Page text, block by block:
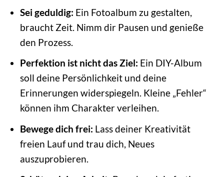
Sei geduldig: Ein Fotoalbum zu gestalten,
braucht Zeit. Nimm dir Pausen und genieße
den Prozess.
Perfektion ist nicht das Ziel: Ein DIY-Album
soll deine Persönlichkeit und deine
Erinnerungen widerspiegeln. Kleine „Fehler“
können ihm Charakter verleihen.
Bewege dich frei: Lass deiner Kreativität
freien Lauf und trau dich, Neues
auszuprobieren.